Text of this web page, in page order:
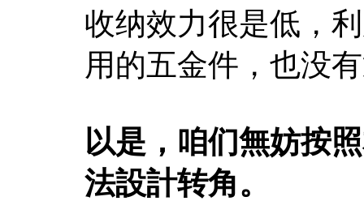
收纳效力很是低，
用的五金件，也没
以是，咱们無妨按
法設計转角。